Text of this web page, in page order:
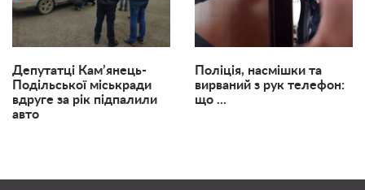
Депутатці Кам’янець-
Подільської міськради
вдруге за рік підпалили
авто
Поліція, насмішки та
вирваний з рук телефон:
що ...